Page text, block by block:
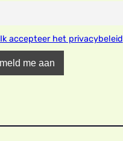
Ik accepteer het privacybeleid